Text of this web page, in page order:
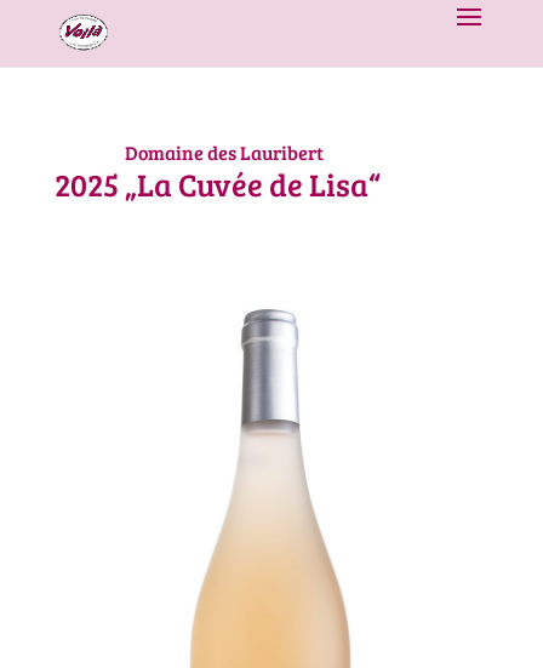
2025
Domaine des Lauribert
„La Cuvée de Lisa“